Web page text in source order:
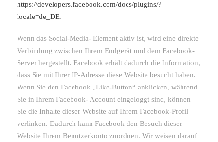
https://developers.facebook.com/docs/plugins/?
locale=de_DE.
Wenn das Social-Media- Element aktiv ist, wird eine direkte
Verbindung zwischen Ihrem Endgerät und dem Facebook-
Server hergestellt. Facebook erhält dadurch die Information,
dass Sie mit Ihrer IP-Adresse diese Website besucht haben.
Wenn Sie den Facebook „Like-Button“ anklicken, während
Sie in Ihrem Facebook- Account eingeloggt sind, können
Sie die Inhalte dieser Website auf Ihrem Facebook-Profil
verlinken. Dadurch kann Facebook den Besuch dieser
Website Ihrem Benutzerkonto zuordnen. Wir weisen darauf